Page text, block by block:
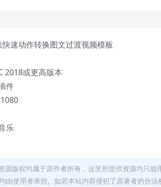
快速动作转换图文过渡视频模板
2018或更高版本
件
乐
源版权均属于原作者所有，这里所提供资源均只
由使用者承担。如若本站内容侵犯了原著者的合法